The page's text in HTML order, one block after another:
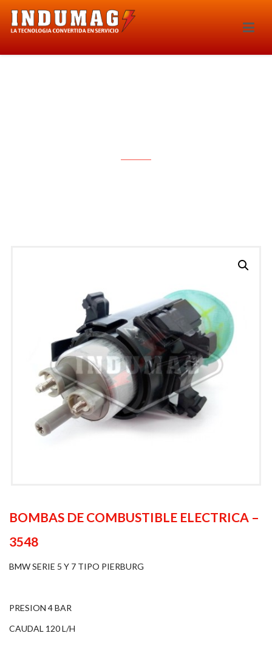
BOMBAS DE COMBUSTIBLE ELECTRICA –
3548
BMW SERIE 5 Y 7 TIPO PIERBURG
PRESION 4 BAR
CAUDAL 120 L/H